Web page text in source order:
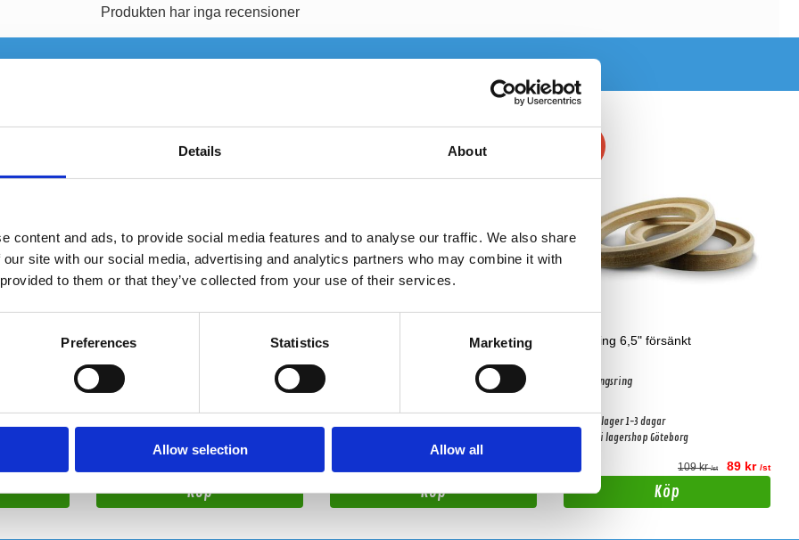
Details About
content and ads, to provide social media features and to analyse our traffic. We also share
site with our social media, advertising and analytics partners who may combine it with
to them or that they’ve collected from your use of their services.
Preferences Statistics Marketing
Allow selection Allow all
Produkten har inga recensioner
MDF-ring 165mm MDF-PD165/18
MDF-ring 6.5"
Köp
MDF ring för 100mm högtalare 18mm tjock
Köp
MDF ring 6,5" försänkt
Monteringsring
Snabblager 1-3 dagar
Finns i lagershop Göteborg
109 kr/st 89 kr /st
Köp